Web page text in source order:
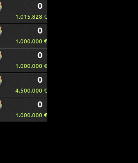
0
1.015.828 €
0
1.000.000 €
0
1.000.000 €
0
4.500.000 €
0
1.000.000 €